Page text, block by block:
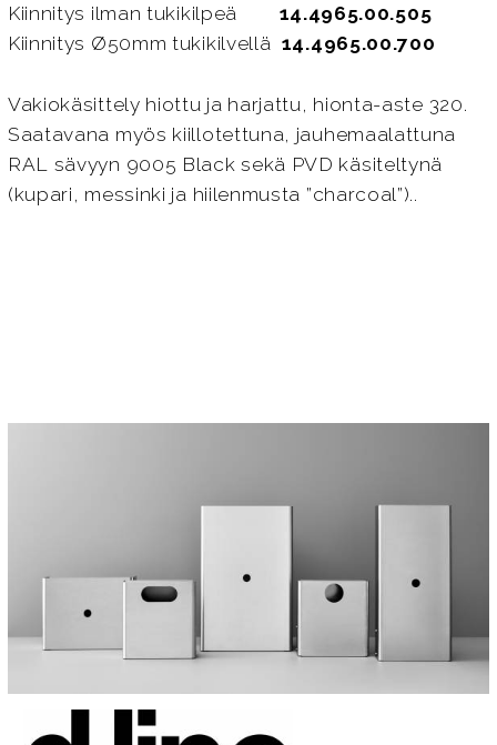
Kiinnitys ilman tukikilpeä 14.4965.00.505
Kiinnitys Ø50mm tukikilvellä 14.4965.00.700
Vakiokäsittely hiottu ja harjattu, hionta-aste 320.
Saatavana myös kiillotettuna, jauhemaalattuna
RAL sävyyn 9005 Black sekä PVD käsiteltynä
(kupari, messinki ja hiilenmusta ”charcoal”)..